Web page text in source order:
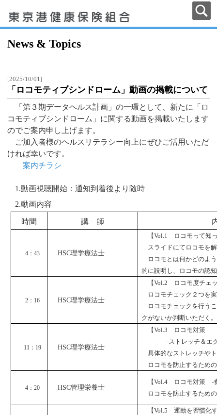
News & Topics
[2025/10/01]
「ロコモティブシンドローム」動画の掲載について
「第３期データヘルス計画」の一環として、新たに「ロ
コモティブシンドローム」に関する動画を掲載いたします
のでご案内申し上げます。
ご加入者様のヘルスリテラシー向上にぜひご活用いただ
ければ幸いです。
案内チラシ
1.動画視聴開始：通知到着後より随時
2.動画内容
時間 講 師
4 ：43 HSC理学療法士
【Vol.1 ロコモって知
スライドにてロコモを
ロコモとは何かどのよ
的に説明し、ロコモの認
2 ：16 HSC理学療法士
【Vol.2 ロコモ度チェ
ロコモチェック２つを
ロコモチェックを行う
クがないか判断いただく。
11 ：19 HSC理学療法士
【Vol.3 ロコモ対策
‐ストレッチ＆エク
具体的なストレッチや
ロコモを防止するため
4 ：20 HSC管理栄養士
【Vol.4 ロコモ対策 ‐
ロコモを防止するため
【Vol.5 運動を習慣化